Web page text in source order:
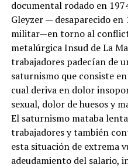
documental rodado en
Gleyzer — desaparecido
militar—en torno al
metalúrgica Insud de La
trabajadores padecían de
saturnismo que consiste
cual deriva en dolor
sexual, dolor de huesos y
El saturnismo mataba
trabajadores y también
esta situación de extrema
adeudamiento del salario,